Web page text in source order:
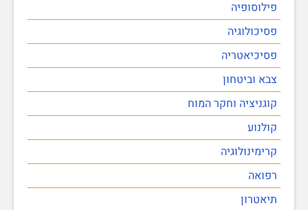
פילוסופיה
פסיכולוגיה
פסיכיאטריה
צבא וביטחון
קוגניציה וחקר המוח
קולנוע
קרימינולוגיה
רפואה
תיאטרון